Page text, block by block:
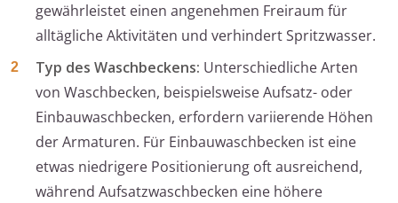
gewährleistet einen angenehmen Freiraum für
alltägliche Aktivitäten und verhindert Spritzwasser.
Typ des Waschbeckens: Unterschiedliche Arten
von Waschbecken, beispielsweise Aufsatz- oder
Einbauwaschbecken, erfordern variierende Höhen
der Armaturen. Für Einbauwaschbecken ist eine
etwas niedrigere Positionierung oft ausreichend,
während Aufsatzwaschbecken eine höhere